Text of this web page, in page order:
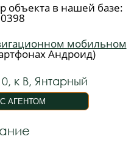
объекта в нашей базе:
мобильном
Андроид)
к В, Янтарный